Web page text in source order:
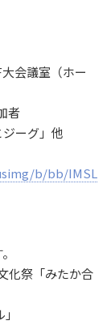
会議室（ホー
者
ーグ」他
b/bb/IMSL
化祭「みたか合